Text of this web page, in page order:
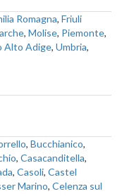
Romagna, Friuli
, Molise, Piemonte,
Alto Adige, Umbria,
, Bucchianico,
, Casacanditella,
, Casoli, Castel
Marino, Celenza sul